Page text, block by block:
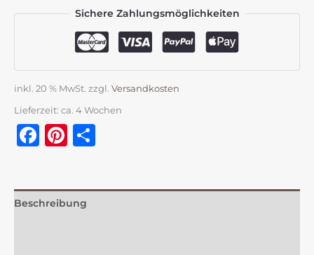
Sichere Zahlungsmöglichkeiten
inkl. 20 % MwSt. zzgl. Versandkosten
Lieferzeit: ca. 4 Wochen
Facebook
Pinterest
Beschreibung